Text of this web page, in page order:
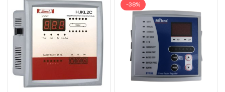
-38%